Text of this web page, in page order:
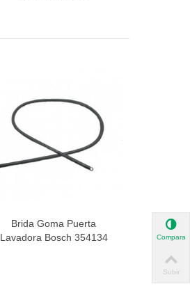
Vista rápida
Brida Goma Puerta
Lavadora Bosch 354134
Comparar
Subir